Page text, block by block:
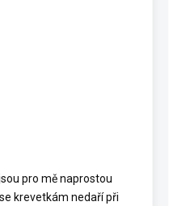
pro mě naprostou
krevetkám nedaří při